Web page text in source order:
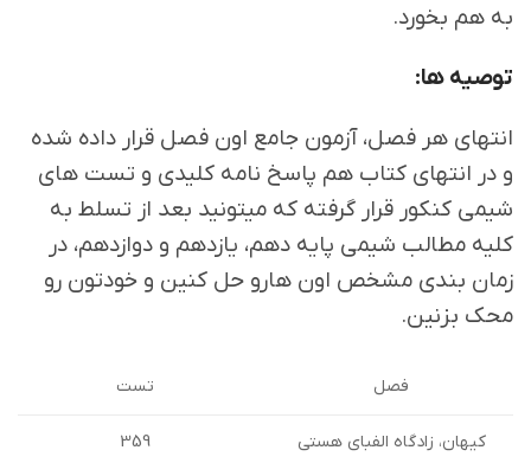
به هم بخورد.
توصیه ها:
انتهای هر فصل، آزمون جامع اون فصل قرار داده شده
و در انتهای کتاب هم پاسخ نامه کلیدی و تست های
شیمی کنکور قرار گرفته که میتونید بعد از تسلط به
کلیه مطالب شیمی پایه دهم، یازدهم و دوازدهم، در
زمان بندی مشخص اون هارو حل کنین و خودتون رو
محک بزنین.
فصل تست
کیهان، زادگاه الفبای هستی 359